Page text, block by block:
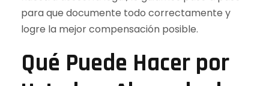
para que documente todo correctamente y
logre la mejor compensación posible.
Qué Puede Hacer por